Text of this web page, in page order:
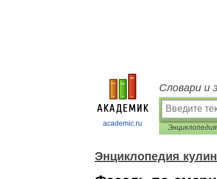
academic.ru
Словари и
Энциклопедия